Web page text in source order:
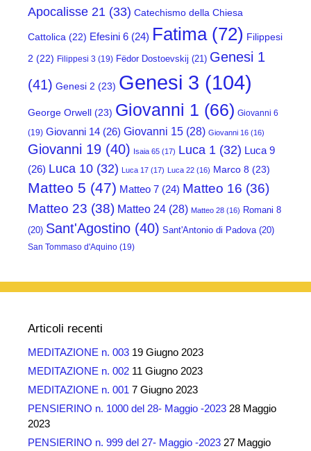
Apocalisse 21 (33) Catechismo della Chiesa
Cattolica (22) Efesini 6 (24) Fatima(72) Filippesi
2 (22) Filippesi 3 (19) Fëdor Dostoevskij (21) Genesi 1
(41) Genesi 2 (23) Genesi 3 (104)
George Orwell (23) Giovanni 1 (66) Giovanni 6
(19) Giovanni 14 (26) Giovanni 15 (28) Giovanni 16 (16)
Giovanni 19 (40) Isaia 65 (17) Luca 1 (32) Luca 9
(26) Luca 10 (32) Luca 17 (17) Luca 22 (16) Marco 8 (23)
Matteo 5 (47) Matteo 7 (24) Matteo 16 (36)
Matteo 23 (38) Matteo 24 (28) Matteo 28 (16) Romani 8
(20) Sant'Agostino (40) Sant'Antonio di Padova(20)
San Tommaso d'Aquino (19)
Articoli recenti
MEDITAZIONE n. 003 19 Giugno 2023
MEDITAZIONE n. 002 11 Giugno 2023
MEDITAZIONE n. 001 7 Giugno 2023
PENSIERINO n. 1000 del 28- Maggio -2023 28 Maggio
2023
PENSIERINO n. 999 del 27- Maggio -2023 27 Maggio